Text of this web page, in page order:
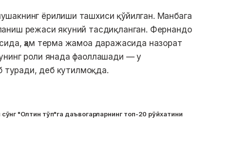
ёрилиши ташхиси қўйилган. Манбага
режаси якуний тасдиқланган. Фернандо
ҳам терма жамоа даражасида назорат
роли янада фаоллашади — у
туради, деб кутилмоқда.
"Олтин тўп"га даъвогарларнинг топ-20 рўйхатини